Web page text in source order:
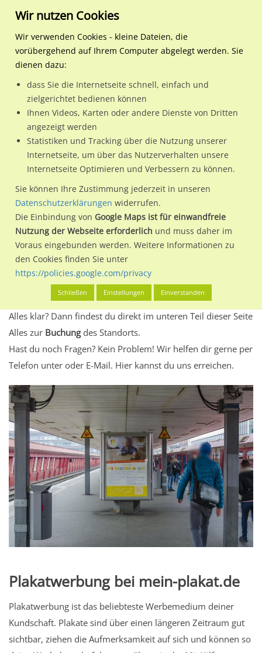
Regionale Plakatwerbung Hamburg
Hamburg, Freie und
S-Bf Hammerbrook,
Nutze günstige Werbemöglichkeiten am Standort S-Bf
Hammerbrook, Bstg., Gl. 1/2 (Dreieck)im Ortsteil
Hammerbrook)in Hamburg, Freie und Hansestadt.
Wir erheben für jede unserer Werbeflächen individuelle und
aktuelleStandortinformationenund Leistungswerte. Damit
kannst du dich schon vor der Buchung im Detail über den
Standort, seine Reichweite und Werbewirkung sowie
eventuelle Beschränkungen in den zugelassenen
Werbeinhalten informieren.
Alles klar? Dann findest du direkt im unteren Teil dieser Seite
Alles zur Buchungdes Standorts.
Hast du noch Fragen? Kein Problem! Wir helfen dir gerne per
Telefon unter oder E-Mail. Hier kannst du uns erreichen.
Plakatwerbung bei mein-plakat.de
Plakatwerbung ist das beliebteste Werbemedium deiner
Kundschaft. Plakate sind über einen längeren Zeitraum gut
sichtbar, ziehen die Aufmerksamkeit auf sich und können so
Wir nutzen Cookies
Wir verwenden Cookies - kleine Dateien, die
vorübergehend auf Ihrem Computer abgelegt werden. Sie
dienen dazu:
dass Sie die Internetseite schnell, einfach und
zielgerichtet bedienen können
Ihnen Videos, Karten oder andere Dienste von Dritten
angezeigt werden
Statistiken und Tracking über die Nutzung unserer
Internetseite, um über das Nutzerverhalten unsere
Internetseite Optimieren und Verbessern zu können.
Sie können Ihre Zustimmung jederzeit in unseren
Datenschutzerklärungen widerrufen.
Die Einbindung von Google Maps ist für einwandfreie
Nutzung der Webseite erforderlich und muss daher im
Voraus eingebunden werden. Weitere Informationen zu
den Cookies finden Sie unter
https://policies.google.com/privacy
Schließen Einstellungen Einverstanden